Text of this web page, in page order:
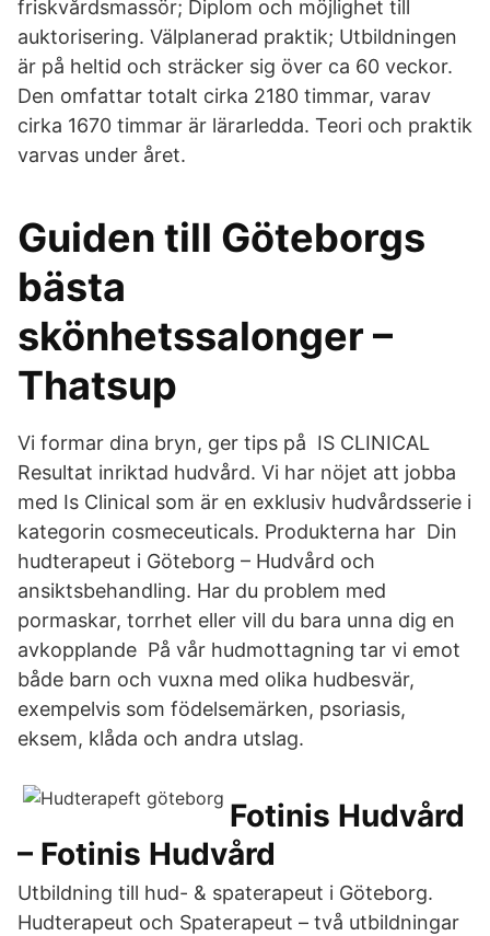
friskvårdsmassör; Diplom och möjlighet till
auktorisering. Välplanerad praktik; Utbildningen
är på heltid och sträcker sig över ca 60 veckor.
Den omfattar totalt cirka 2180 timmar, varav
cirka 1670 timmar är lärarledda. Teori och praktik
varvas under året.
Guiden till Göteborgs
bästa
skönhetssalonger –
Thatsup
Vi formar dina bryn, ger tips på IS CLINICAL
Resultat inriktad hudvård. Vi har nöjet att jobba
med Is Clinical som är en exklusiv hudvårdsserie i
kategorin cosmeceuticals. Produkterna har Din
hudterapeut i Göteborg – Hudvård och
ansiktsbehandling. Har du problem med
pormaskar, torrhet eller vill du bara unna dig en
avkopplande På vår hudmottagning tar vi emot
både barn och vuxna med olika hudbesvär,
exempelvis som födelsemärken, psoriasis,
eksem, klåda och andra utslag.
Fotinis Hudvård
– Fotinis Hudvård
Utbildning till hud- & spaterapeut i Göteborg.
Hudterapeut och Spaterapeut – två utbildningar